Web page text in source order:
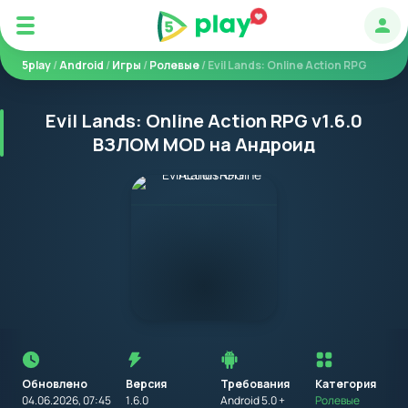
5play/Android /Игры /Ролевые/ Evil Lands: Online Action RPG
Evil Lands: Online Action RPG v1.6.0
ВЗЛОМ MOD на Андроид
Обновлено
04.06.2026, 07:45
Версия
1.6.0
Требования
Android 5.0 +
установкой
приложения
на
устройство
Категория
Ролевые